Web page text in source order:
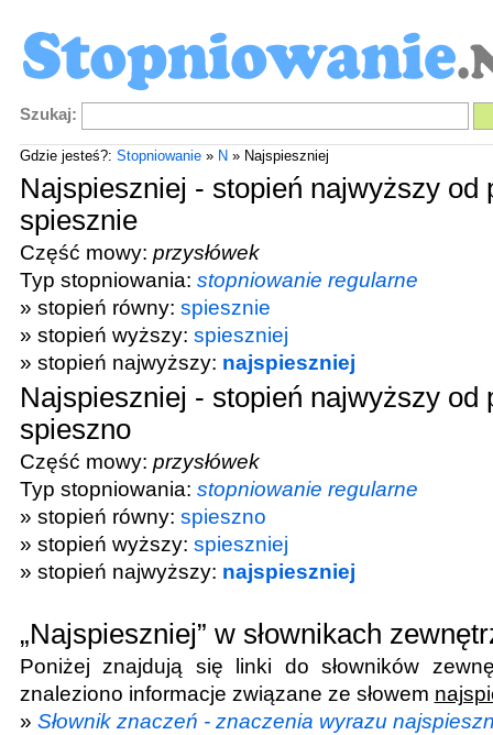
Szukaj:
Gdzie jesteś?: Stopniowanie» N » Najspieszniej
Najspieszniej - stopień najwyższy od
spiesznie
Część mowy: przysłówek
Typ stopniowania: stopniowanie regularne
» stopień równy: spiesznie
» stopień wyższy: spieszniej
» stopień najwyższy: najspieszniej
Najspieszniej - stopień najwyższy od
spieszno
Część mowy: przysłówek
Typ stopniowania: stopniowanie regularne
» stopień równy: spieszno
» stopień wyższy: spieszniej
» stopień najwyższy: najspieszniej
„Najspieszniej” w słownikach
Poniżej znajdują się linki do słowników
znaleziono informacje związane ze słowem
» Słownik znaczeń - znaczenia wyrazu